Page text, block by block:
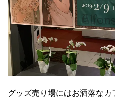
グッズ売り場にはお洒落な